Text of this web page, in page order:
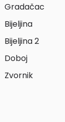
Gradačac
Bijeljina
Bijeljina 2
Doboj
Zvornik